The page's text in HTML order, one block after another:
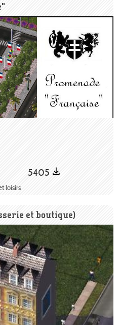
5405
loisirs
et boutique)